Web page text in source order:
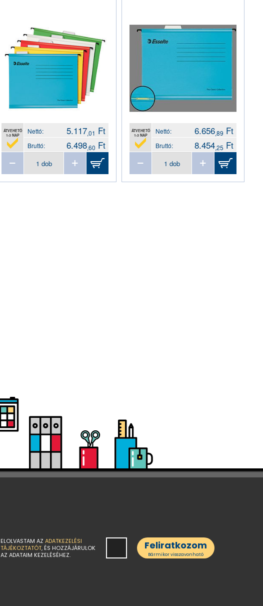
ÁTVEHETŐ
1-3 NAP
Nettó: 5.117,01 Ft
Bruttó: 6.498,60 Ft
ÁTVEHETŐ
1-3 NAP
Nettó: 6.656,89 Ft
Bruttó: 8.454,25 Ft
ELOLVASTAM AZ ADATKEZELÉSI
TÁJÉKOZTATÓT, ÉS HOZZÁJÁRULOK
AZ ADATAIM KEZELÉSÉHEZ.
Feliratkozom
Bármikor visszavonható